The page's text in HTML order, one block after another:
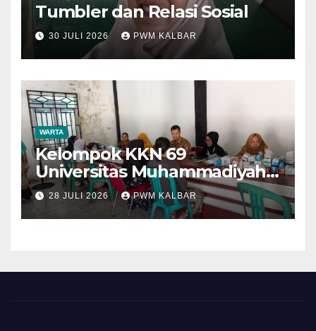
Tumbler dan Relasi Sosial
30 JULI 2026 PWM KALBAR
WARTA
Kelompok KKN 69
Universitas Muhammadiyah
Pontianak Dibagi Dua Tim,
Cat Bangunan dan Dampingi
Pelayanan Posyandu Lansia
28 JULI 2026 PWM KALBAR